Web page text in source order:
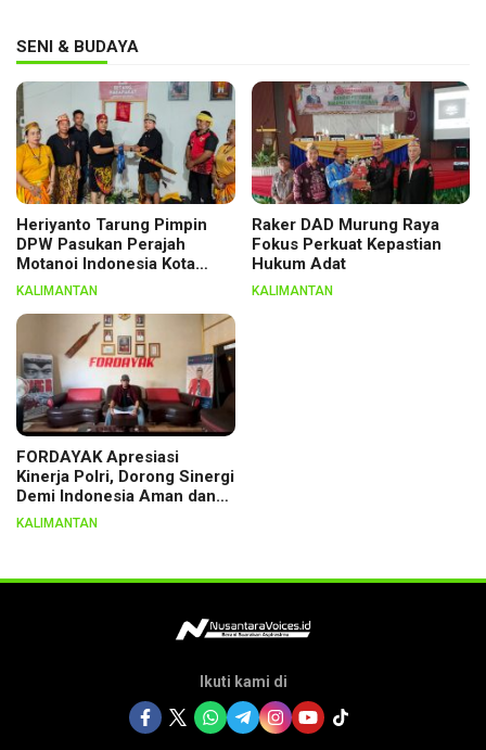
SENI & BUDAYA
Heriyanto Tarung Pimpin
DPW Pasukan Perajah
Motanoi Indonesia Kota
Palangka Raya, Dikukuhkan
KALIMANTAN
Raker DAD Murung Raya
Fokus Perkuat Kepastian
Hukum Adat
KALIMANTAN
FORDAYAK Apresiasi
Kinerja Polri, Dorong Sinergi
Demi Indonesia Aman dan
Berkeadilan
KALIMANTAN
Ikuti kami di